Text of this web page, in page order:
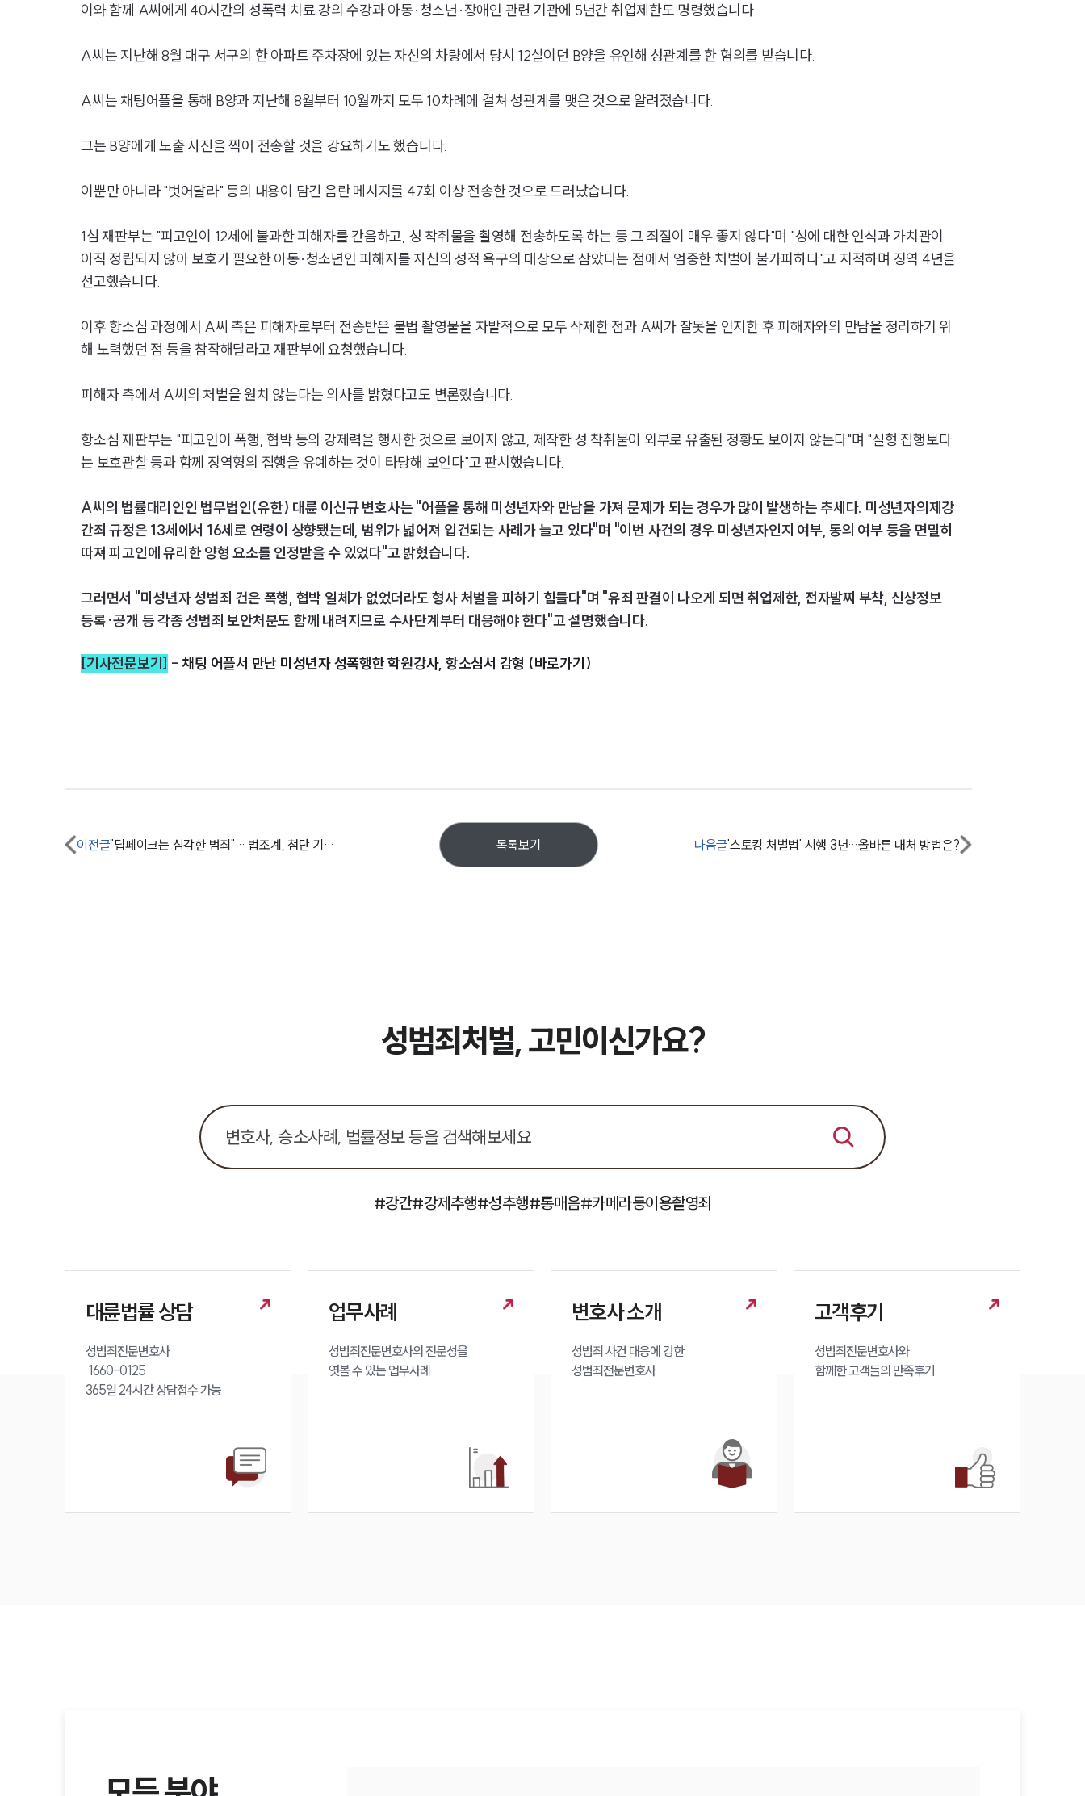
오시는 길
업무사례
사례분석/최신동향
법률정보
고객후기
대륜법률상담예약
대륜법률상담예약
이와 함께 A씨에게 40시간의 성폭력 치료 강의 수강과 아동·청소년·장애인 관련 기관에 5년간 취업제한도 명령했습니다.
A씨는 지난해 8월 대구 서구의 한 아파트 주차장에 있는 자신의 차량에서 당시 12살이던 B양을 유인해 성관계를 한 혐의를 받습니다.
A씨는 채팅어플을 통해 B양과 지난해 8월부터 10월까지 모두 10차례에 걸쳐 성관계를 맺은 것으로 알려졌습니다.
그는 B양에게 노출 사진을 찍어 전송할 것을 강요하기도 했습니다.
이뿐만 아니라 "벗어달라" 등의 내용이 담긴 음란 메시지를 47회 이상 전송한 것으로 드러났습니다.
1심 재판부는 "피고인이 12세에 불과한 피해자를 간음하고, 성 착취물을 촬영해 전송하도록 하는 등 그 죄질이 매우 좋지 않다"며 "성에 대한 인식과 가치관이
아직 정립되지 않아 보호가 필요한 아동·청소년인 피해자를 자신의 성적 욕구의 대상으로 삼았다는 점에서 엄중한 처벌이 불가피하다"고 지적하며 징역 4년을
선고했습니다.
이후 항소심 과정에서 A씨 측은 피해자로부터 전송받은 불법 촬영물을 자발적으로 모두 삭제한 점과 A씨가 잘못을 인지한 후 피해자와의 만남을 정리하기 위
해 노력했던 점 등을 참작해달라고 재판부에 요청했습니다.
피해자 측에서 A씨의 처벌을 원치 않는다는 의사를 밝혔다고도 변론했습니다.
항소심 재판부는 "피고인이 폭행, 협박 등의 강제력을 행사한 것으로 보이지 않고, 제작한 성 착취물이 외부로 유출된 정황도 보이지 않는다"며 "실형 집행보다
는 보호관찰 등과 함께 징역형의 집행을 유예하는 것이 타당해 보인다"고 판시했습니다.
A씨의 법률대리인인 법무법인(유한) 대륜 이신규 변호사는 "어플을 통해 미성년자와 만남을 가져 문제가 되는 경우가 많이 발생하는 추세다. 미성년자의제강
간죄 규정은 13세에서 16세로 연령이 상향됐는데, 범위가 넓어져 입건되는 사례가 늘고 있다"며 "이번 사건의 경우 미성년자인지 여부, 동의 여부 등을 면밀히
따져 피고인에 유리한 양형 요소를 인정받을 수 있었다"고 밝혔습니다.
그러면서 "미성년자 성범죄 건은 폭행, 협박 일체가 없었더라도 형사 처벌을 피하기 힘들다"며 "유죄 판결이 나오게 되면 취업제한, 전자발찌 부착, 신상정보
등록·공개 등 각종 성범죄 보안처분도 함께 내려지므로 수사단계부터 대응해야 한다"고 설명했습니다.
[기사전문보기] - 채팅 어플서 만난 미성년자 성폭행한 학원강사, 항소심서 감형 (바로가기)
이전글 "딥페이크는 심각한 범죄"… 법조계, 첨단 기술 활용해 총력 대응해야 다음글'스토킹 처벌법' 시행 3년…올바른 대처 방법은?
목록보기
성범죄처벌, 고민이신가요?
#강간#강제추행#성추행#통매음#카메라등이용촬영죄
대륜법률 상담
성범죄전문변호사
365일 24시간 상담접수 가능
업무사례
성범죄전문변호사의 전문성을
엿볼 수 있는 업무사례
변호사 소개
성범죄 사건 대응에 강한
성범죄전문변호사
고객후기
성범죄전문변호사와
함께한 고객들의 만족후기